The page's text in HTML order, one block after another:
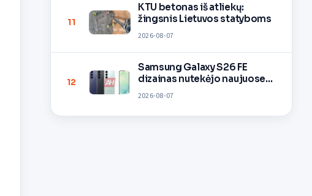
11
KTU betonas iš atliekų:
žingsnis Lietuvos statyboms
2026-08-07
12
Samsung Galaxy S26 FE
dizainas nutekėjo naujuose
2026-08-07